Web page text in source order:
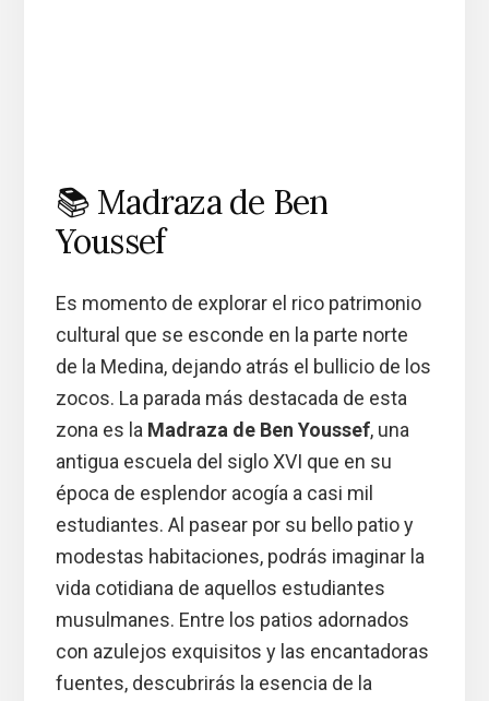
📚 Madraza de Ben
Youssef
Es momento de explorar el rico patrimonio
cultural que se esconde en la parte norte
de la Medina, dejando atrás el bullicio de los
zocos. La parada más destacada de esta
zona es la Madraza de Ben Youssef, una
antigua escuela del siglo XVI que en su
época de esplendor acogía a casi mil
estudiantes. Al pasear por su bello patio y
modestas habitaciones, podrás imaginar la
vida cotidiana de aquellos estudiantes
musulmanes. Entre los patios adornados
con azulejos exquisitos y las encantadoras
fuentes, descubrirás la esencia de la